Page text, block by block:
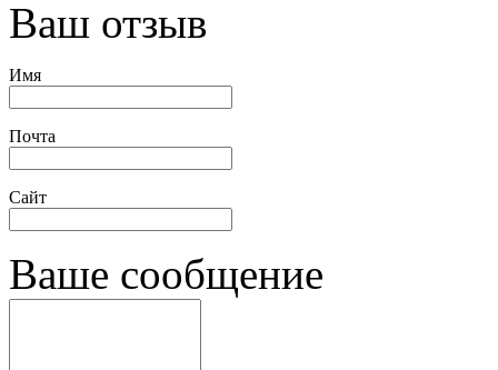
Ваш отзыв
Имя
Почта
Сайт
Ваше сообщение